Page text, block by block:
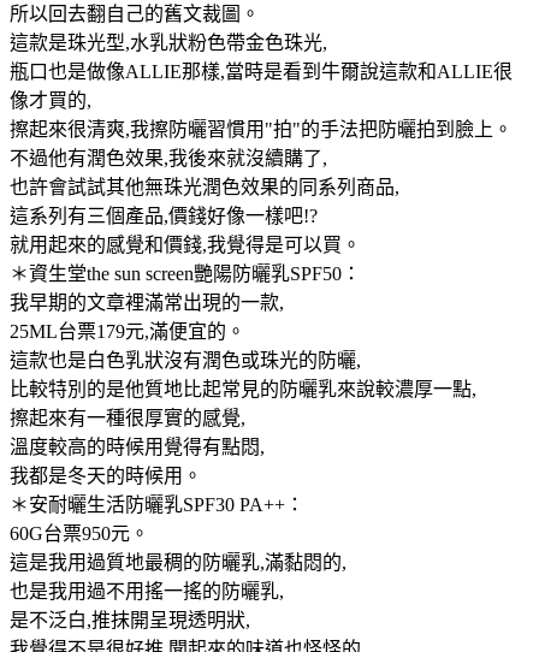
所以回去翻自己的舊文裁圖。
這款是珠光型,水乳狀粉色帶金色珠光,
瓶口也是做像ALLIE那樣,當時是看到牛爾說這款和ALLIE很
像才買的,
擦起來很清爽,我擦防曬習慣用"拍"的手法把防曬拍到臉上。
不過他有潤色效果,我後來就沒續購了,
也許會試試其他無珠光潤色效果的同系列商品,
這系列有三個產品,價錢好像一樣吧!?
就用起來的感覺和價錢,我覺得是可以買。
＊資生堂the sun screen艷陽防曬乳SPF50：
我早期的文章裡滿常出現的一款,
25ML台票179元,滿便宜的。
這款也是白色乳狀沒有潤色或珠光的防曬,
比較特別的是他質地比起常見的防曬乳來說較濃厚一點,
擦起來有一種很厚實的感覺,
溫度較高的時候用覺得有點悶,
我都是冬天的時候用。
＊安耐曬生活防曬乳SPF30 PA++：
60G台票950元。
這是我用過質地最稠的防曬乳,滿黏悶的,
也是我用過不用搖一搖的防曬乳,
是不泛白,推抹開呈現透明狀,